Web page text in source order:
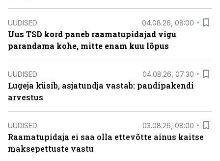
UUDISED 04.08.26, 08:00
Uus TSD kord paneb raamatupidajad vigu
parandama kohe, mitte enam kuu lõpus
UUDISED 04.08.26, 07:30
Lugeja küsib, asjatundja vastab: pandipakendi
arvestus
UUDISED 03.08.26, 08:00
Raamatupidaja ei saa olla ettevõtte ainus kaitse
maksepettuste vastu